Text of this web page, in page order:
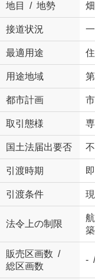
地目 / 地勢
接道状況
最適用途
用途地域
都市計画
取引態様
国土法届出要否
引渡時期
引渡条件
法令上の制限
販売区画数 /
総区画数
-